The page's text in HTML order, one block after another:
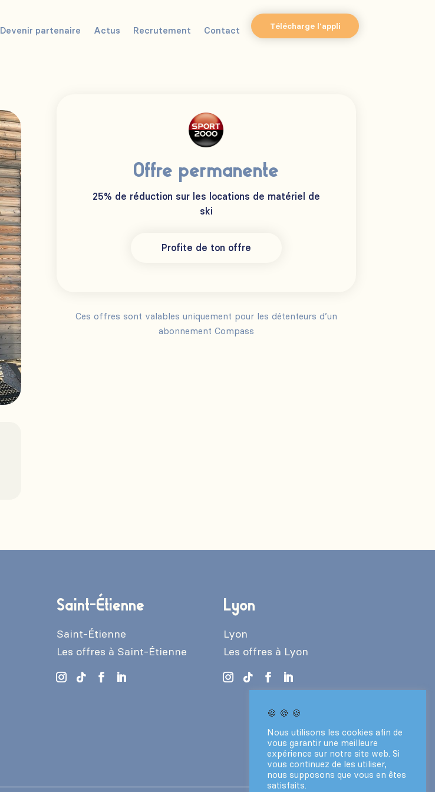
Devenir partenaire Actus Recrutement Contact Télécharge l'appli
Offre permanente
25% de réduction sur les locations de matériel de
ski
Profite de ton offre
Ces offres sont valables uniquement pour les détenteurs d’un
abonnement Compass
Saint-Étienne
Saint-Étienne
Les offres à Saint-Étienne
Lyon
Lyon
Les offres à Lyon
🍪 🍪 🍪
Nous utilisons les cookies afin de
vous garantir une meilleure
expérience sur notre site web. Si
vous continuez de les utiliser,
nous supposons que vous en êtes
satisfaits.